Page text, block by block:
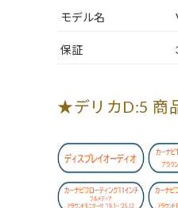
モデル名
保証
★デリカD:5 商